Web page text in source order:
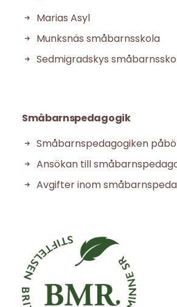
Marias Asyl
Munksnäs småbarnsskola
Sedmigradskys
Småbarnspedagogik
Småbarnspedagogiken
Ansökan till
Avgifter inom